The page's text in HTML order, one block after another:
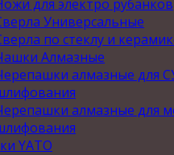
для электро рубанков
Универсальные
по стеклу и
Алмазные
алмазные для
алмазные для
YATO